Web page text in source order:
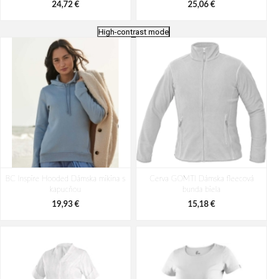
24,72 € 25,06 €
Mikina CXS TORONTO, dámska,
malinová
22,68 €
oceľovo modrá
22,68 €
High-contrast mode
BC Inspire Hooded Dámska mikina s
kapucňou
19,93 €
Cerva GOMTI Dámska fleecová
bunda biela
15,18 €